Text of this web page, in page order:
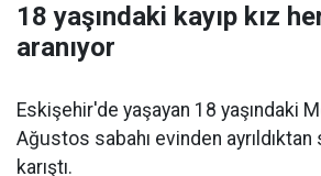
18 yaşındaki kayıp kız
aranıyor
Eskişehir'de yaşayan 18 yaşındaki
Ağustos sabahı evinden ayrıldıktan
karıştı.